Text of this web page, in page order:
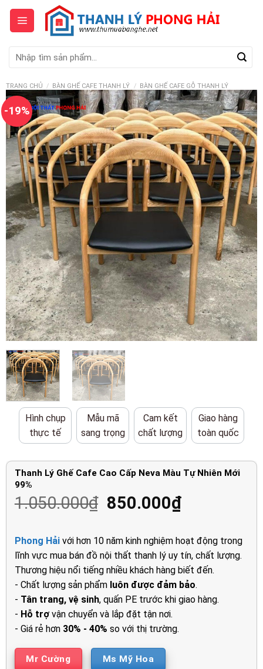
Skip
content
kiếm:
TRANG CHỦ / BÀN GHẾ CAFE THANH LÝ / BÀN GHẾ CAFE GỖ THANH LÝ
-19%
Hình chụp
thực tế
Mẫu mã
sang trọng
Cam kết
chất lượng
Giao hàng
toàn quốc
Thanh Lý Ghế Cafe Cao Cấp Neva Màu Tự Nhiên Mới
99%
1.050.000₫ Giá
là:
1.050.000₫.
850.000₫Giá
tại
là:
850.000₫.
Phong Hảivới hơn 10 năm kinh nghiệm hoạt động trong
lĩnh vực mua bán đồ nội thất thanh lý uy tín, chất lượng.
Thương hiệu nổi tiếng nhiều khách hàng biết đến.
- Chất lượng sản phẩm luôn được đảm bảo.
- Tân trang, vệ sinh, quấn PE trước khi giao hàng.
- Hỗ trợvận chuyển và lắp đặt tận nơi.
- Giá rẻ hơn 30% - 40% so với thị trường.
Mr Cường Ms Mỹ Hoa